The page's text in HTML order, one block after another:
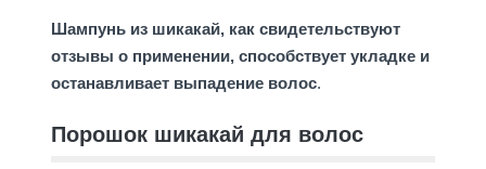
Шампунь из шикакай, как свидетельствуют
отзывы о применении, способствует укладке и
останавливает выпадение волос.
Порошок шикакай для волос